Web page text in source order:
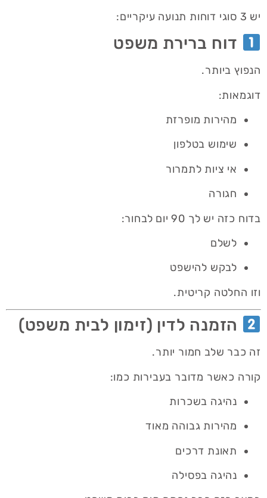
יש 3 סוגי דוחות תנועה עיקריים:
דוח ברירת משפט
הנפוץ ביותר.
דוגמאות:
מהירות מופרזת
שימוש בטלפון
אי ציות לתמרור
חגורה
בדוח כזה יש לך 90 יום לבחור:
לשלם
לבקש להישפט
וזו החלטה קריטית.
הזמנה לדין (זימון לבית משפט)
זה כבר שלב חמור יותר.
קורה כאשר מדובר בעבירות כמו:
נהיגה בשכרות
מהירות גבוהה מאוד
תאונת דרכים
נהיגה בפסילה